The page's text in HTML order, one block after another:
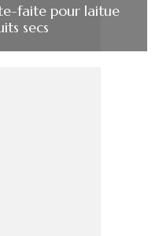
faite pour laitue
secs